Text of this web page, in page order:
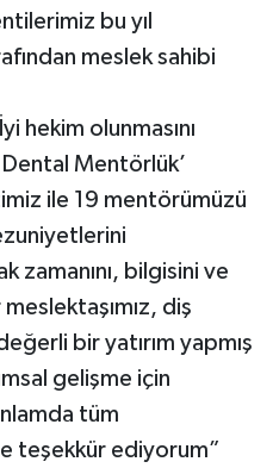
bu yıl
meslek sahibi
hekim olunmasını
Mentörlük’
ile 19 mentörümüzü
zamanını, bilgisini ve
diş
bir yatırım yapmış
gelişme için
tüm
teşekkür ediyorum”